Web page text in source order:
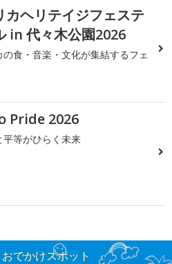
カヘリテイジフェステ
in 代々木公園2026
の食・音楽・文化が集結するフェ
Pride 2026
平等がひらく未来
でかけスポット